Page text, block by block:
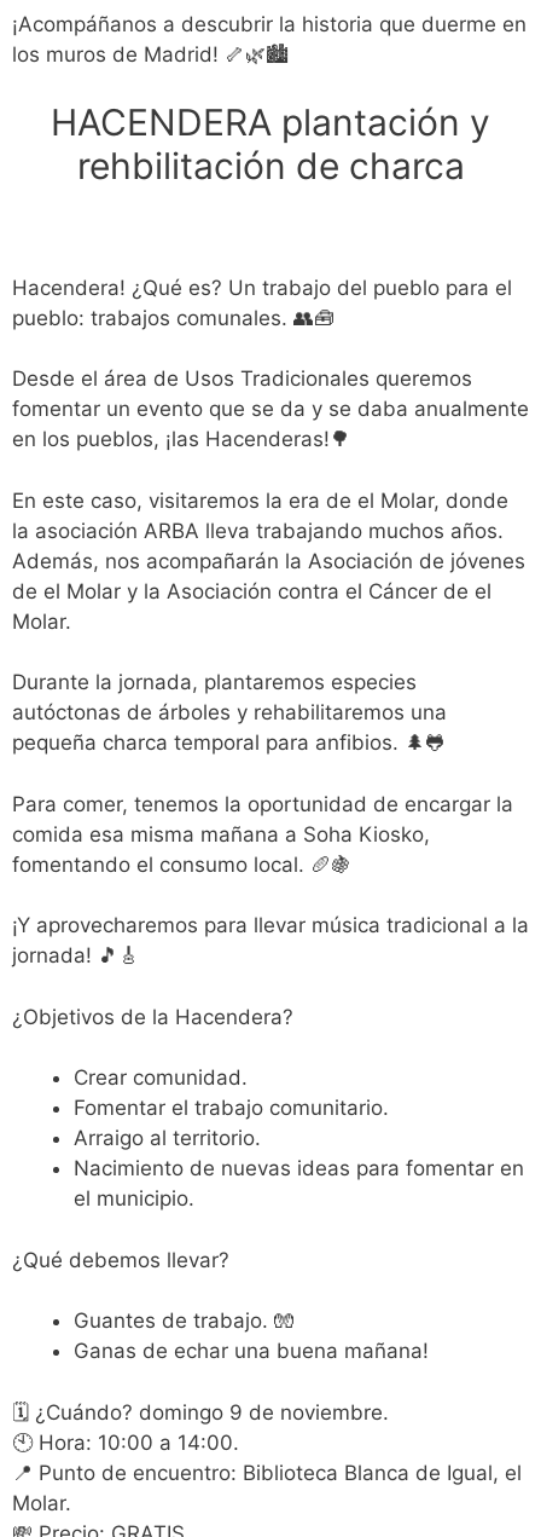
¡Acompáñanos a descubrir la historia que duerme en
los muros de Madrid! 🦴🌿🏙️
HACENDERA plantación y
rehbilitación de charca
Hacendera! ¿Qué es? Un trabajo del pueblo para el
pueblo: trabajos comunales. 👥🧰
Desde el área de Usos Tradicionales queremos
fomentar un evento que se da y se daba anualmente
en los pueblos, ¡las Hacenderas!🌳
En este caso, visitaremos la era de el Molar, donde
la asociación ARBA lleva trabajando muchos años.
Además, nos acompañarán la Asociación de jóvenes
de el Molar y la Asociación contra el Cáncer de el
Molar.
Durante la jornada, plantaremos especies
autóctonas de árboles y rehabilitaremos una
pequeña charca temporal para anfibios. 🌲🐸
Para comer, tenemos la oportunidad de encargar la
comida esa misma mañana a Soha Kiosko,
fomentando el consumo local. 🥖🍇
¡Y aprovecharemos para llevar música tradicional a la
jornada! 🎵🎸
¿Objetivos de la Hacendera?
Crear comunidad.
Fomentar el trabajo comunitario.
Arraigo al territorio.
Nacimiento de nuevas ideas para fomentar en
el municipio.
¿Qué debemos llevar?
Guantes de trabajo. 🧤
Ganas de echar una buena mañana!
🗓 ¿Cuándo? domingo 9 de noviembre.
🕙 Hora: 10:00 a 14:00.
📍 Punto de encuentro: Biblioteca Blanca de Igual, el
Molar.